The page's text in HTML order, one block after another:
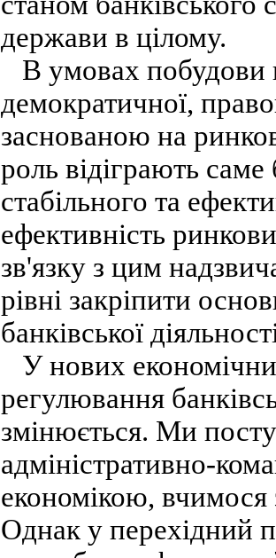
держави в цілому.
В умовах побудови
демократичної,
заснованою на
роль відіграють саме
стабільного та
ефективність
зв'язку з цим
рівні закріпити
банківської
У нових
регулювання
змінюється. Ми
адміністративно-
економікою, вчимося
Однак у перехідний